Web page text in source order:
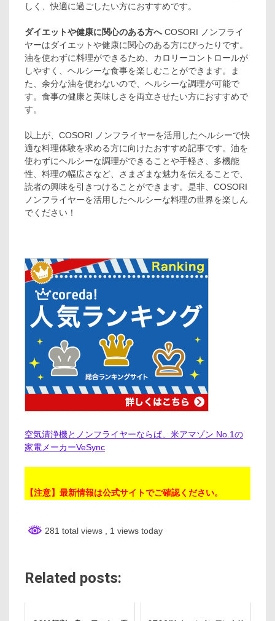
しく、快適に過ごしたい方におすすめです。
ダイエットや健康に関心のある方へ COSORI ノンフライ
ヤーはダイエットや健康に関心のある方にぴったりです。
油を使わずに料理ができるため、カロリーコントロールが
しやすく、ヘルシーな食事を楽しむことができます。ま
た、余分な油を使わないので、ヘルシーな調理が可能で
す。食事の健康と美味しさを両立させたい方におすすめで
す。
以上が、COSORI ノンフライヤーを活用したヘルシーで快
適な料理体験を求める方に向けたおすすめ記事です。油を
使わずにヘルシーな調理ができることや手軽さ、多機能
性、料理の幅広さなど、さまざまな魅力を伝えることで、
読者の興味を引きつけることができます。是非、COSORI
ノンフライヤーを活用したヘルシーな料理の世界を楽しん
でください！
空気清浄機とノンフライヤーならば、米アマゾン No.1の
家電メーカーVeSync
【注意】最新情報は公式サイトでご確認ください。
281 total views , 1 views today
Related posts: